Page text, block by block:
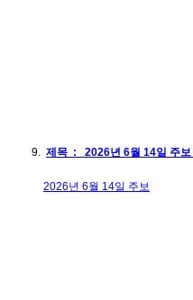
제목 : 2026년 6월 14일 주보
2026년 6월 14일 주보